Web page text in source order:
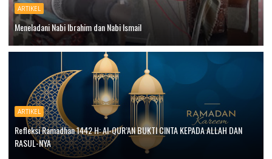
ARTIKEL
Meneladani Nabi Ibrahim dan Nabi Ismail
ARTIKEL
Refleksi Ramadhan 1442 H: Al-QUR’AN BUKTI CINTA KEPADA ALLAH DAN
RASUL-NYA